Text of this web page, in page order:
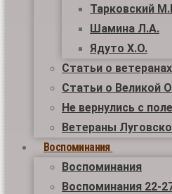
Тарковский
Шамина Л.А.
Ядуто Х.О.
Статьи о
Статьи о Великой
Не вернулись с
Ветераны
Воспоминания
Воспоминания
Воспоминания 22-